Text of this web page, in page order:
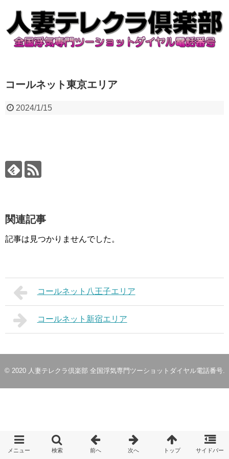
コールネット東京エリア
2024/1/15
関連記事
記事は見つかりませんでした。
コールネット八王子エリア
コールネット新宿エリア
© 2020 人妻テレクラ倶楽部 全国浮気専門ツーショットダイヤル電話番号.